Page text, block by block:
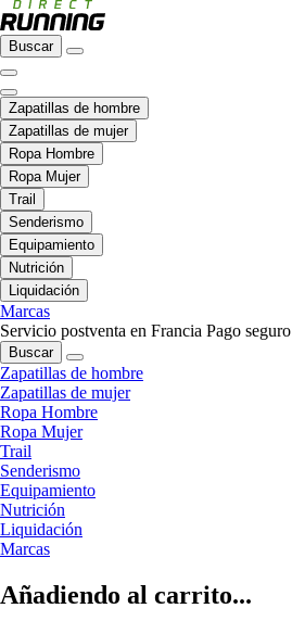
Buscar
Zapatillas de hombre
Zapatillas de mujer
Ropa Hombre
Ropa Mujer
Trail
Senderismo
Equipamiento
Nutrición
Liquidación
Marcas
Servicio postventa en Francia Pago seguro
Buscar
Zapatillas de hombre
Zapatillas de mujer
Ropa Hombre
Ropa Mujer
Trail
Senderismo
Equipamiento
Nutrición
Liquidación
Marcas
Añadiendo al carrito...